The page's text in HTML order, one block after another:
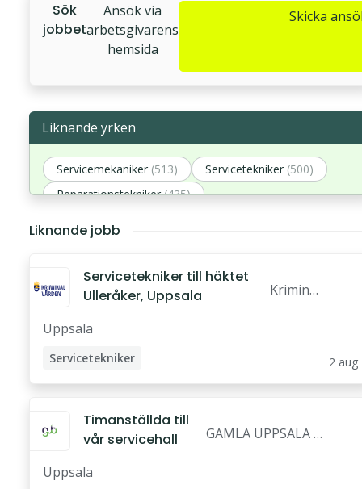
Sök
jobbet
Ansök via
arbetsgivarens
hemsida
Skicka
Liknande yrken
Servicemekaniker (513) Servicetekniker (500)
Reparationstekniker (435)
Liknande jobb
Servicetekniker till häktet
Ulleråker, Uppsala
Kriminal
Uppsala
Servicetekniker
Anläggningsskötare
2 aug
Timanställda till
vår servicehall
GAMLA UPPSALA B
Uppsala